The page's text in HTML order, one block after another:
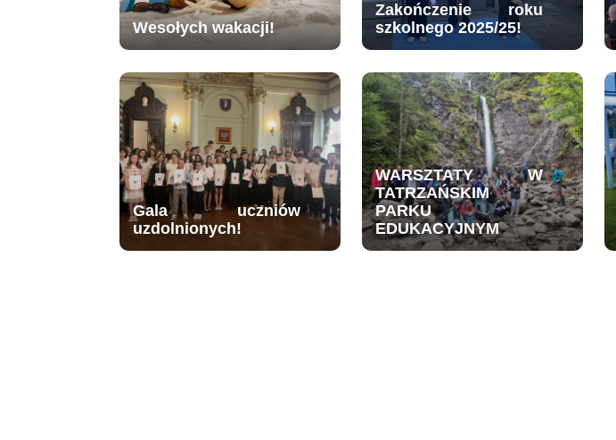
Wesołych wakacji!
Zakończenie roku
szkolnego 2025/25!
Gala uczniów
uzdolnionych!
WARSZTATY W
TATRZAŃSKIM
PARKU
EDUKACYJNYM